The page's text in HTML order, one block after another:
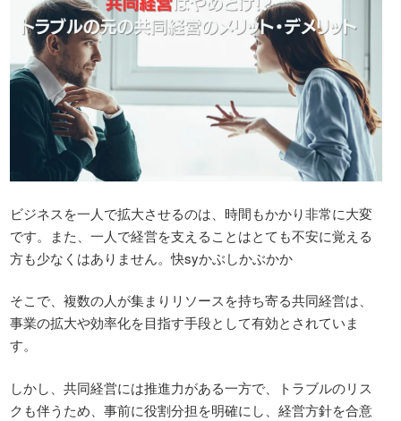
ビジネスを一人で拡大させるのは、時間もかかり非常に大変
です。また、一人で経営を支えることはとても不安に覚える
方も少なくはありません。快syかぶしかぶかか
そこで、複数の人が集まりリソースを持ち寄る共同経営は、
事業の拡大や効率化を目指す手段として有効とされていま
す。
しかし、共同経営には推進力がある一方で、トラブルのリス
クも伴うため、事前に役割分担を明確にし、経営方針を合意